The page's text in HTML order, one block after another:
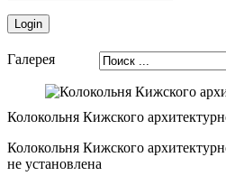
Галерея
Колокольня Кижского
Колокольня Кижского
не установлена